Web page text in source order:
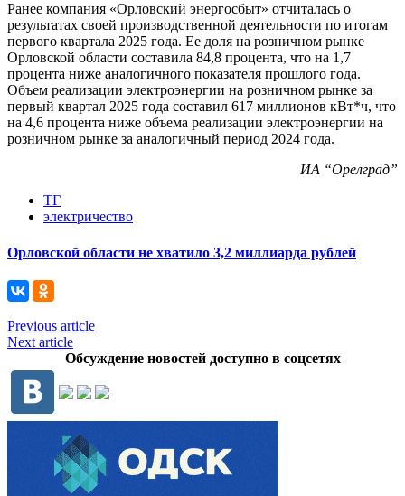
Ранее компания «Орловский энергосбыт» отчиталась о
результатах своей производственной деятельности по итогам
первого квартала 2025 года. Ее доля на розничном рынке
Орловской области составила 84,8 процента, что на 1,7
процента ниже аналогичного показателя прошлого года.
Объем реализации электроэнергии на розничном рынке за
первый квартал 2025 года составил 617 миллионов кВт*ч, что
на 4,6 процента ниже объема реализации электроэнергии на
розничном рынке за аналогичный период 2024 года.
ИА “Орелград”
ТГ
электричество
Орловской области не хватило 3,2 миллиарда рублей
Previous article
Next article
Обсуждение новостей доступно в соцсетях